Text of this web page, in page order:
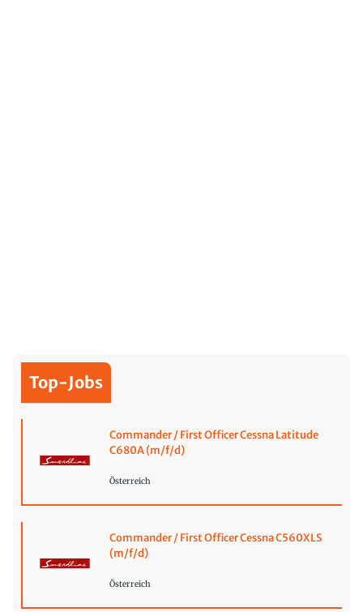
Top-Jobs
Commander / First Officer Cessna Latitude
C680A (m/f/d)
Österreich
Commander / First Officer Cessna C560XLS
(m/f/d)
Österreich